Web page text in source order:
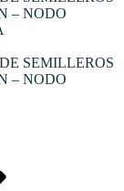
– NODO
SEMILLEROS
– NODO